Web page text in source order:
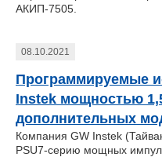
АКИП-7505.
08.10.2021
Программируемые
Instek мощностью
дополнительных
Компания GW Instek
PSU7-серию мощных